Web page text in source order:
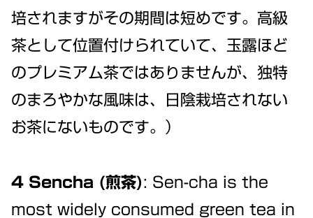
培されますがその期間は短めです。高級
茶として位置付けられていて、玉露ほど
のプレミアム茶ではありませんが、独特
のまろやかな風味は、日陰栽培されない
お茶にないものです。）
4 Sencha (煎茶): Sen-cha is the
most widely consumed green tea in